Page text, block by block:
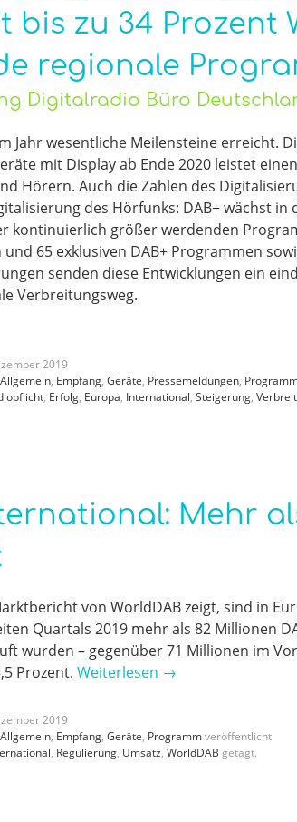
bis zu 34 Prozent
regionale
Digitalradio Büro
Jahr wesentliche Meilensteine erreicht.
mit Display ab Ende 2020 leistet
Hörern. Auch die Zahlen des
des Hörfunks: DAB+ wächst
kontinuierlich größer werdenden
65 exklusiven DAB+ Programmen
senden diese Entwicklungen ein
Verbreitungsweg.
2019
Allgemein, Empfang, Geräte, Pressemeldungen,
, Erfolg, Europa, International, Steigerung,
Mehr
von WorldDAB zeigt, sind in
Quartals 2019 mehr als 82 Millionen
wurden – gegenüber 71 Millionen im
Prozent. Weiterlesen →
2019
Allgemein, Empfang, Geräte, Programmveröffentlicht
, Regulierung, Umsatz, WorldDAB getagt.